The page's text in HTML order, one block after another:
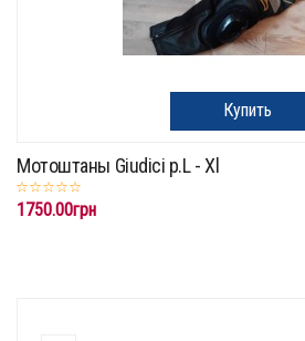
Купить
Мотоштаны Giudici p.L - Xl
1750.00грн